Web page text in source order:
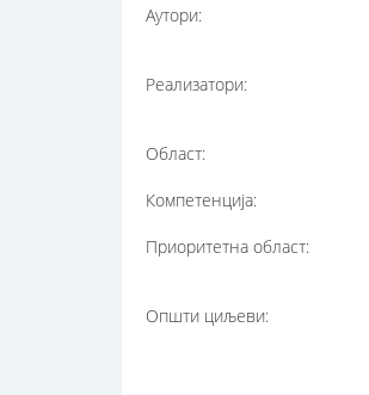
Аутори:
Реализатори:
Област:
Компетенција:
Приоритетна област:
Општи циљеви: